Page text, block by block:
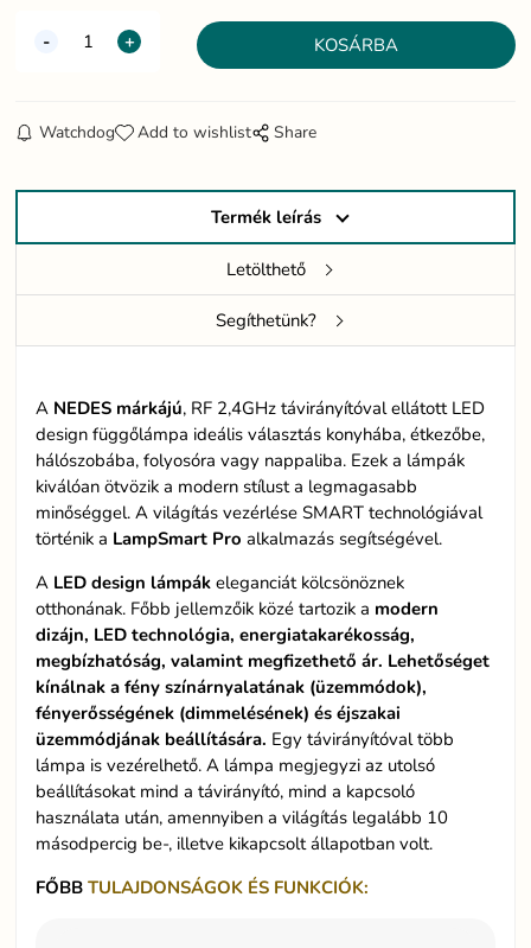
Watchdog Add to wishlist Share
Termék leírás
Letölthető
Segíthetünk?
A NEDES márkájú, RF 2,4GHz távirányítóval ellátott LED
design függőlámpa ideális választás konyhába, étkezőbe,
hálószobába, folyosóra vagy nappaliba. Ezek a lámpák
kiválóan ötvözik a modern stílust a legmagasabb
minőséggel. A világítás vezérlése SMART technológiával
történik a LampSmart Pro alkalmazás segítségével.
A LED design lámpák eleganciát kölcsönöznek
otthonának. Főbb jellemzőik közé tartozik a modern
dizájn, LED technológia, energiatakarékosság,
megbízhatóság, valamint megfizethető ár. Lehetőséget
kínálnak a fény színárnyalatának (üzemmódok),
fényerősségének (dimmelésének) és éjszakai
üzemmódjának beállítására. Egy távirányítóval több
lámpa is vezérelhető. A lámpa megjegyzi az utolsó
beállításokat mind a távirányító, mind a kapcsoló
használata után, amennyiben a világítás legalább 10
másodpercig be-, illetve kikapcsolt állapotban volt.
FŐBB TULAJDONSÁGOK ÉS FUNKCIÓK: